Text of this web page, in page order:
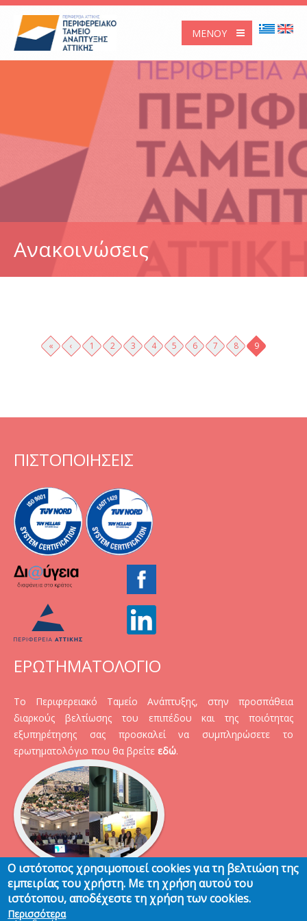
ΜΕΝΟΎ
Ανακοινώσεις
Σελίδες « ‹ 1 2 3 4 5 6 7 8 9
ΠΙΣΤΟΠΟΙΗΣΕΙΣ
ΕΡΩΤΗΜΑΤΟΛΟΓΙΟ
Το Περιφερειακό Ταμείο Ανάπτυξης, στην προσπάθεια
διαρκούς βελτίωσης του επιπέδου και της ποιότητας
εξυπηρέτησης σας προσκαλεί να συμπληρώσετε το
ερωτηματολόγιο που θα βρείτε εδώ.
Ο ιστότοπος χρησιμοποιεί cookies για τη βελτιώση της
εμπειρίας του χρήστη. Με τη χρήση αυτού του
ιστότοπου, αποδέχεστε τη χρήση των cookies.
Περισσότερα